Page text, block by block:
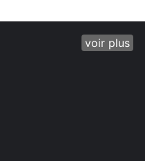
voir plus